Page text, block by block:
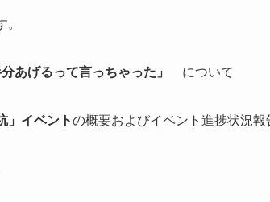
。
あげるって言っちゃった」 について
イベントの概要およびイベント進捗状況報